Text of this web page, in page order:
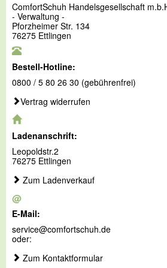
ComfortSchuh Handelsgesellschaft
- Verwaltung -
Pforzheimer Str. 134
76275 Ettlingen
Bestell-Hotline:
0800 / 5 80 26 30 (gebührenfrei)
Vertrag widerrufen
Ladenanschrift:
Leopoldstr.2
76275 Ettlingen
Zum Ladenverkauf
@
E-Mail:
service@comfortschuh.de
oder:
Zum Kontaktformular